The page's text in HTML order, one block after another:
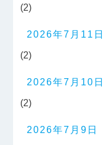
(2)
2026年7月11日
(2)
2026年7月10日
(2)
2026年7月9日